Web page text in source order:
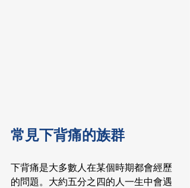
常見下背痛的族群
下背痛是大多數人在某個時期都會經歷
的問題。大約五分之四的人一生中會遇